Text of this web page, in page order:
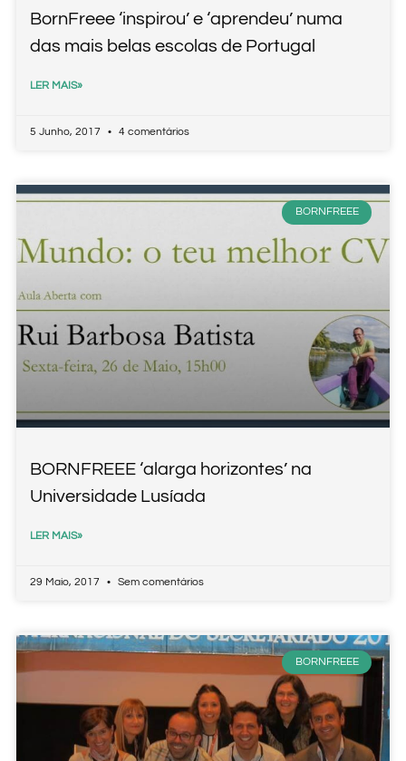
BornFreee ‘inspirou’ e ‘aprendeu’ numa
das mais belas escolas de Portugal
LER MAIS»
5 Junho, 2017 4 comentários
BORNFREEE
BORNFREEE ‘alarga horizontes’ na
Universidade Lusíada
LER MAIS»
29 Maio, 2017 Sem comentários
BORNFREEE